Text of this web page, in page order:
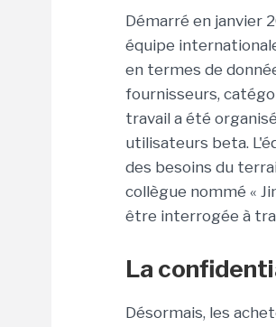
Démarré en janvier
équipe
en termes de
fournisseurs,
travail a été
utilisateurs beta.
des besoins du
collègue nommé «
être interrogée à
La
Désormais, les